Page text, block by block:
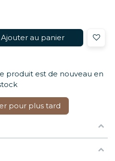
Ajouter au panier
produit est de nouveau en
pour plus tard